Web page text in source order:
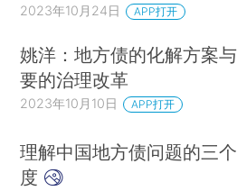
2023年10月24日 APP打开
姚洋：地方债的化解方案
要的治理改革
2023年10月10日 APP打开
理解中国地方债问题的三
度